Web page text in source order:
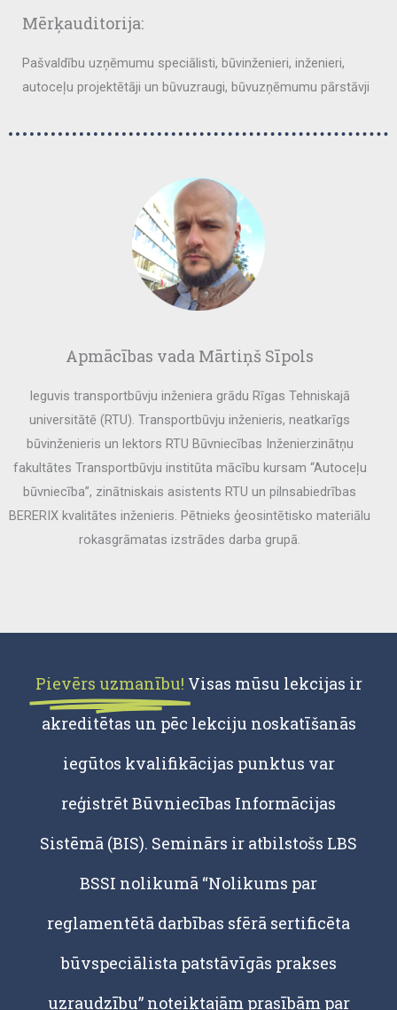
Mērķauditorija:
Pašvaldību uzņēmumu speciālisti, būvinženieri, inženieri,
autoceļu projektētāji un būvuzraugi, būvuzņēmumu pārstāvji
Apmācības vada Mārtiņš Sīpols
Ieguvis transportbūvju inženiera grādu Rīgas Tehniskajā
universitātē (RTU). Transportbūvju inženieris, neatkarīgs
būvinženieris un lektors RTU Būvniecības Inženierzinātņu
fakultātes Transportbūvju institūta mācību kursam “Autoceļu
būvniecība”, zinātniskais asistents RTU un pilnsabiedrības
BERERIX kvalitātes inženieris. Pētnieks ģeosintētisko materiālu
rokasgrāmatas izstrādes darba grupā.
Pievērs uzmanību! Visas mūsu lekcijas ir
akreditētas un pēc lekciju noskatīšanās
iegūtos kvalifikācijas punktus var
reģistrēt Būvniecības Informācijas
Sistēmā (BIS). Seminārs ir atbilstošs LBS
BSSI nolikumā “Nolikums par
reglamentētā darbības sfērā sertificēta
būvspeciālista patstāvīgās prakses
uzraudzību” noteiktajām prasībām par